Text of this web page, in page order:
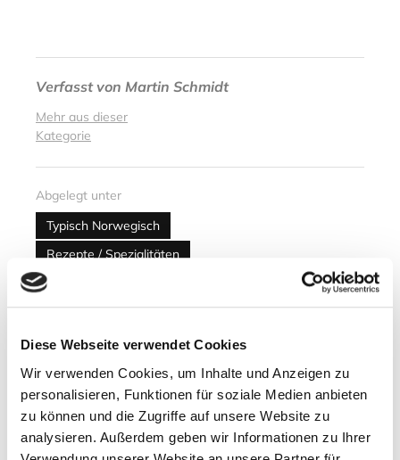
Diese Webseite verwendet Cookies
Wir verwenden Cookies, um Inhalte und Anzeigen zu
personalisieren, Funktionen für soziale Medien anbieten
zu können und die Zugriffe auf unsere Website zu
analysieren. Außerdem geben wir Informationen zu Ihrer
Verfasst von Martin Schmidt
Mehr aus dieser
Kategorie
Abgelegt unter
Typisch Norwegisch
Rezepte / Spezialitäten
Winter in Nissedal
25. November 2013
Vorheriger Artikel